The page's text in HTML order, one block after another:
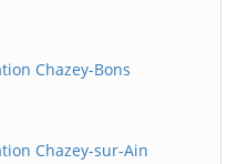
Chazey-Bons
Chazey-sur-Ain